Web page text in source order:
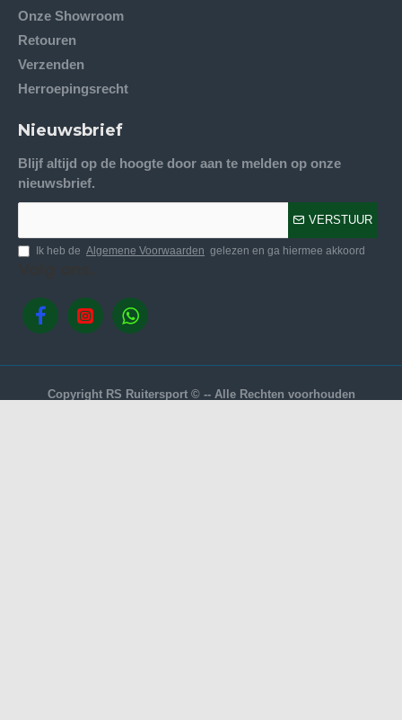
Onze Showroom
Retouren
Verzenden
Herroepingsrecht
Nieuwsbrief
Blijf altijd op de hoogte door aan te melden op onze
nieuwsbrief.
VERSTUUR
Ik heb de Algemene Voorwaarden gelezen en ga hiermee akkoord
Copyright RS Ruitersport © -- Alle Rechten voorhouden